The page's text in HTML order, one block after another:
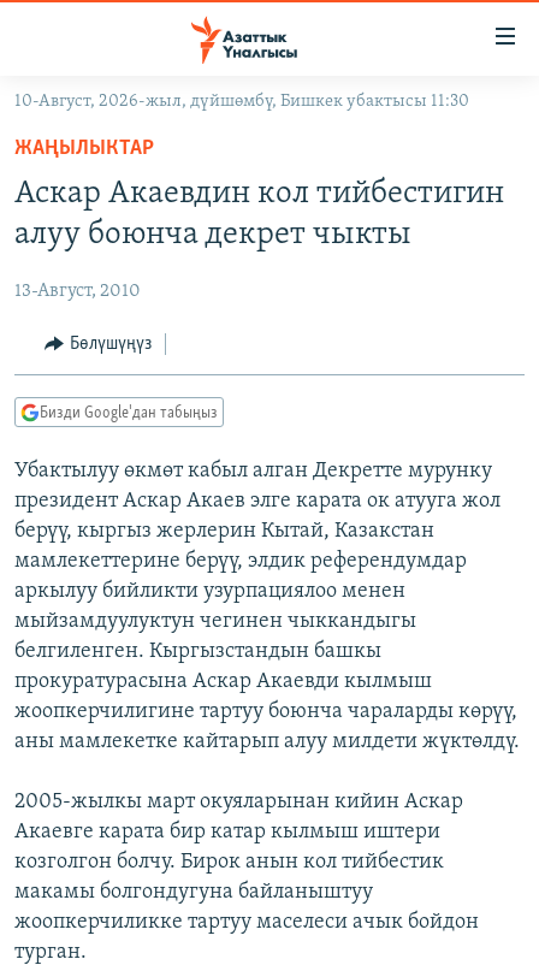
Навигацияга
өтүңүз
Издөөгө
салыңызКЫРГЫЗСТАН
ЭКОНОМИКА
МАДАНИЯТ
ДҮЙНӨ
БОРБОР АЗИЯ
УКРАИНА
АТАЙЫН ИЛИКТӨӨ
ТВ ПРОГРАММАЛАР
ЭКСПЕРТТЕР ТАЛДАЙТ
БИЗ ЖАНА ДҮЙНӨ
ЭЖЕ-СИҢДИЛЕР
АЗАТТЫК+
ЫҢГАЙСЫЗ СУРООЛОР
ӨЗГӨЧӨ ПИКИР
Русский
ОНЛАЙН ШЕРИНЕ
ЭЕ/АРнун бардык сайттары
10-Август, 2026-жыл, дүйшөмбү, Бишкек убактысы 11:30
ЖАҢЫЛЫКТАР
Аскар Акаевдин кол тийбестигин
алуу боюнча декрет чыкты
13-Август, 2010
Бөлүшүңүз
Бизди Google'дан табыңыз
Убактылуу өкмөт кабыл алган Декретте мурунку
президент Аскар Акаев элге карата ок атууга жол
берүү, кыргыз жерлерин Кытай, Казакстан
мамлекеттерине берүү, элдик референдумдар
аркылуу бийликти узурпациялоо менен
мыйзамдуулуктун чегинен чыккандыгы
белгиленген. Кыргызстандын башкы
прокуратурасына Аскар Акаевди кылмыш
жоопкерчилигине тартуу боюнча чараларды көрүү,
аны мамлекетке кайтарып алуу милдети жүктөлдү.
2005-жылкы март окуяларынан кийин Аскар
Акаевге карата бир катар кылмыш иштери
козголгон болчу. Бирок анын кол тийбестик
макамы болгондугуна байланыштуу
жоопкерчиликке тартуу маселеси ачык бойдон
турган.